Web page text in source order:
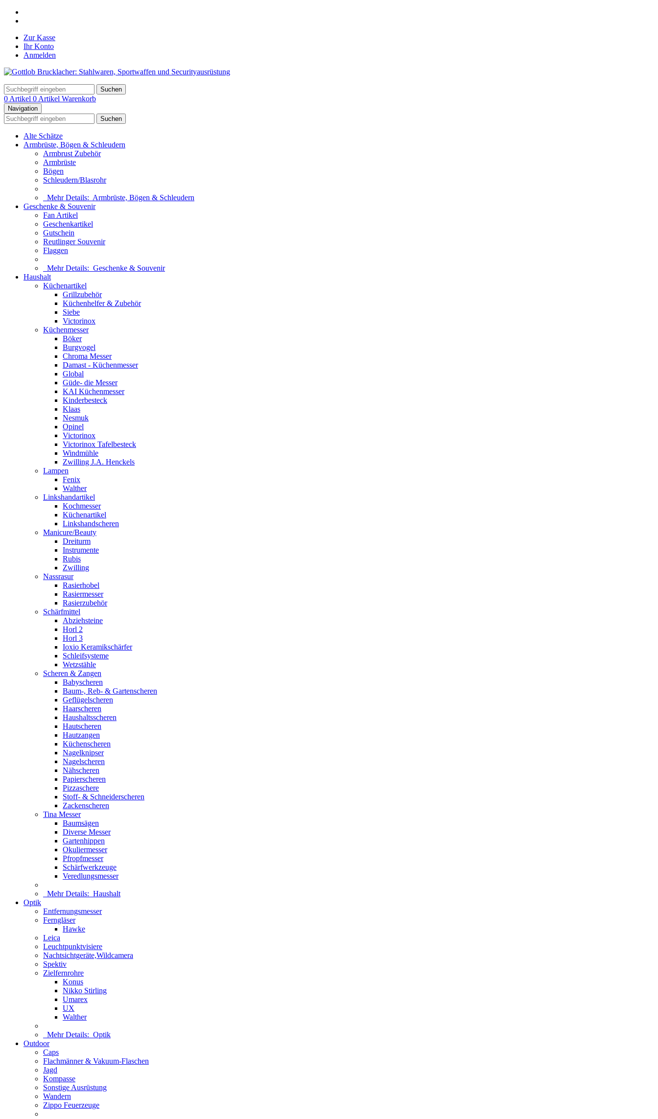
Zur Kasse
Ihr Konto
Anmelden
Suchen
0 Artikel 0 Artikel Warenkorb
Navigation
Suchen
Alte Schätze
Armbrüste, Bögen & Schleudern
Armbrust Zubehör
Armbrüste
Bögen
Schleudern/Blasrohr
Mehr Details: Armbrüste, Bögen & Schleudern
Geschenke & Souvenir
Fan Artikel
Geschenkartikel
Gutschein
Reutlinger Souvenir
Flaggen
Mehr Details: Geschenke & Souvenir
Haushalt
Küchenartikel
Grillzubehör
Küchenhelfer & Zubehör
Siebe
Victorinox
Küchenmesser
Böker
Burgvogel
Chroma Messer
Damast - Küchenmesser
Global
Güde- die Messer
KAI Küchenmesser
Kinderbesteck
Klaas
Nesmuk
Opinel
Victorinox
Victorinox Tafelbesteck
Windmühle
Zwilling J.A. Henckels
Lampen
Fenix
Walther
Linkshandartikel
Kochmesser
Küchenartikel
Linkshandscheren
Manicure/Beauty
Dreiturm
Instrumente
Rubis
Zwilling
Nassrasur
Rasierhobel
Rasiermesser
Rasierzubehör
Schärfmittel
Abziehsteine
Horl 2
Horl 3
Ioxio Keramikschärfer
Schleifsysteme
Wetzstähle
Scheren & Zangen
Babyscheren
Baum-, Reb- & Gartenscheren
Geflügelscheren
Haarscheren
Haushaltsscheren
Hautscheren
Hautzangen
Küchenscheren
Nagelknipser
Nagelscheren
Nähscheren
Papierscheren
Pizzaschere
Stoff- & Schneiderscheren
Zackenscheren
Tina Messer
Baumsägen
Diverse Messer
Gartenhippen
Okuliermesser
Pfropfmesser
Schärfwerkzeuge
Veredlungsmesser
Mehr Details: Haushalt
Optik
Entfernungsmesser
Ferngläser
Hawke
Leica
Leuchtpunktvisiere
Nachtsichtgeräte,Wildcamera
Spektiv
Zielfernrohre
Konus
Nikko Stirling
Umarex
UX
Walther
Mehr Details: Optik
Outdoor
Caps
Flachmänner & Vakuum-Flaschen
Jagd
Kompasse
Sonstige Ausrüstung
Wandern
Zippo Feuerzeuge